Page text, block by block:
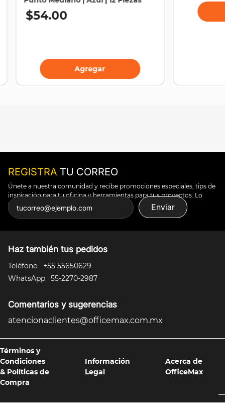
$54.00
Agregar
REGISTRA TU CORREO
Únete a nuestra comunidad y recibe promociones especiales, tips de
inspiración para tu oficina y herramientas para tus proyectos. Lo
puedes todo.
Enviar
Haz también tus pedidos
Teléfono
+55 55650629
WhatsApp
55-2270-2987
Comentarios y sugerencias
atencionaclientes@officemax.com.mx
Términos y
Condiciones
& Políticas de
Compra
Información
Legal
Acerca de
OfficeMax